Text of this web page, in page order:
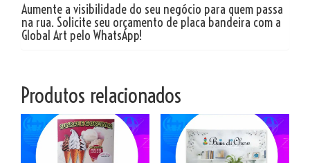
Aumente a visibilidade do seu negócio para quem passa
na rua. Solicite seu orçamento de placa bandeira com a
Global Art pelo WhatsApp!
Produtos relacionados